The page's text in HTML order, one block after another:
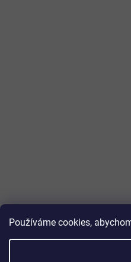
Používáme cookies,